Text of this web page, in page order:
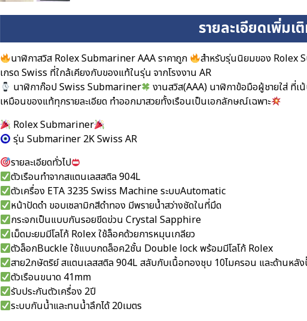
รายละเอียดเพิ่มเ
นาฬิกาสวิส Rolex Submariner AAA ราคาถูก
สำหรับรุ่นนิยมของ Rolex
เกรด Swiss ที่ใกล้เคียงกับของแท้ในรุ่น จากโรงงาน AR
นาฬิกาก๊อป Swiss Submariner
งานสวิส(AAA) นาฬิกาข้อมือผู้ชายใส่ ที่เ
เหมือนของแท้ทุกรายละเอียด ทำออกมาสวยทั้งเรือนเป็นเอกลักษณ์เฉพาะ
Rolex Submariner
รุ่น Submariner 2K Swiss AR
รายละเอียดทั่วไป
ตัวเรือนทำจากสแตนเลสสติล 904L
ตัวเครื่อง ETA 3235 Swiss Machine ระบบAutomatic
หน้าปัดดำ ขอบเซลามิกสีดำทอง มีพรายน้ำสว่างชัดในที่มึด
กระจกเป็นแบบกันรอยขีดข่วน Crystal Sapphire
เม็ดมะยมมีโลโก้ Rolex ใช้ล็อคด้วยการหมุนเกลียว
ตัวล็อกBuckle ใช้แบบกดล็อค2ชั้น Double lock พร้อมมีโลโก้ Rolex
สาย2กษัตริย์ สแตนเลสสติล 904L สลับกับเนื้อทองชุบ 10ไมครอน และด้านหลั
ตัวเรือนขนาด 41mm
รับประกันตัวเครื่อง 2ปี
ระบบกันน้ำและทนน้ำลึกได้ 20เมตร